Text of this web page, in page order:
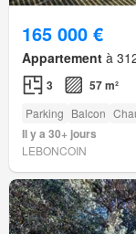
165 000 €
Appartement à
3 57 m²
Parking Balcon
Il y a 30+ jours
LEBONCOIN